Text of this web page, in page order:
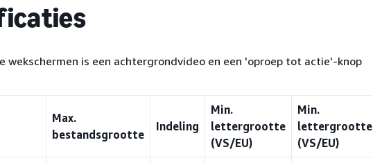
wekschermen is een achtergrondvideo en een 'oproep tot actie'-knop
Max.
bestandsgrootte
Indeling
Min.
lettergrootte
(VS/EU)
Min.
lettergrootte
(VS/EU)